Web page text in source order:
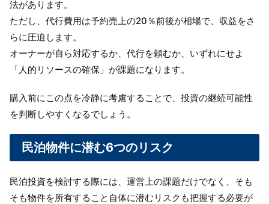
法があります。
ただし、代行費用は予約売上の20％前後が相場で、収益をさ
らに圧迫します。
オーナーが自ら対応するか、代行を頼むか、いずれにせよ
「人的リソースの確保」が課題になります。
購入前にこの点を冷静に考慮することで、投資の継続可能性
を判断しやすくなるでしょう。
民泊物件に潜む6つのリスク
民泊投資を検討する際には、運営上の課題だけでなく、そも
そも物件を所有すること自体に潜むリスクも把握する必要が